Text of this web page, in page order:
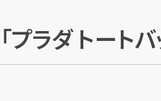
「プラダ トート